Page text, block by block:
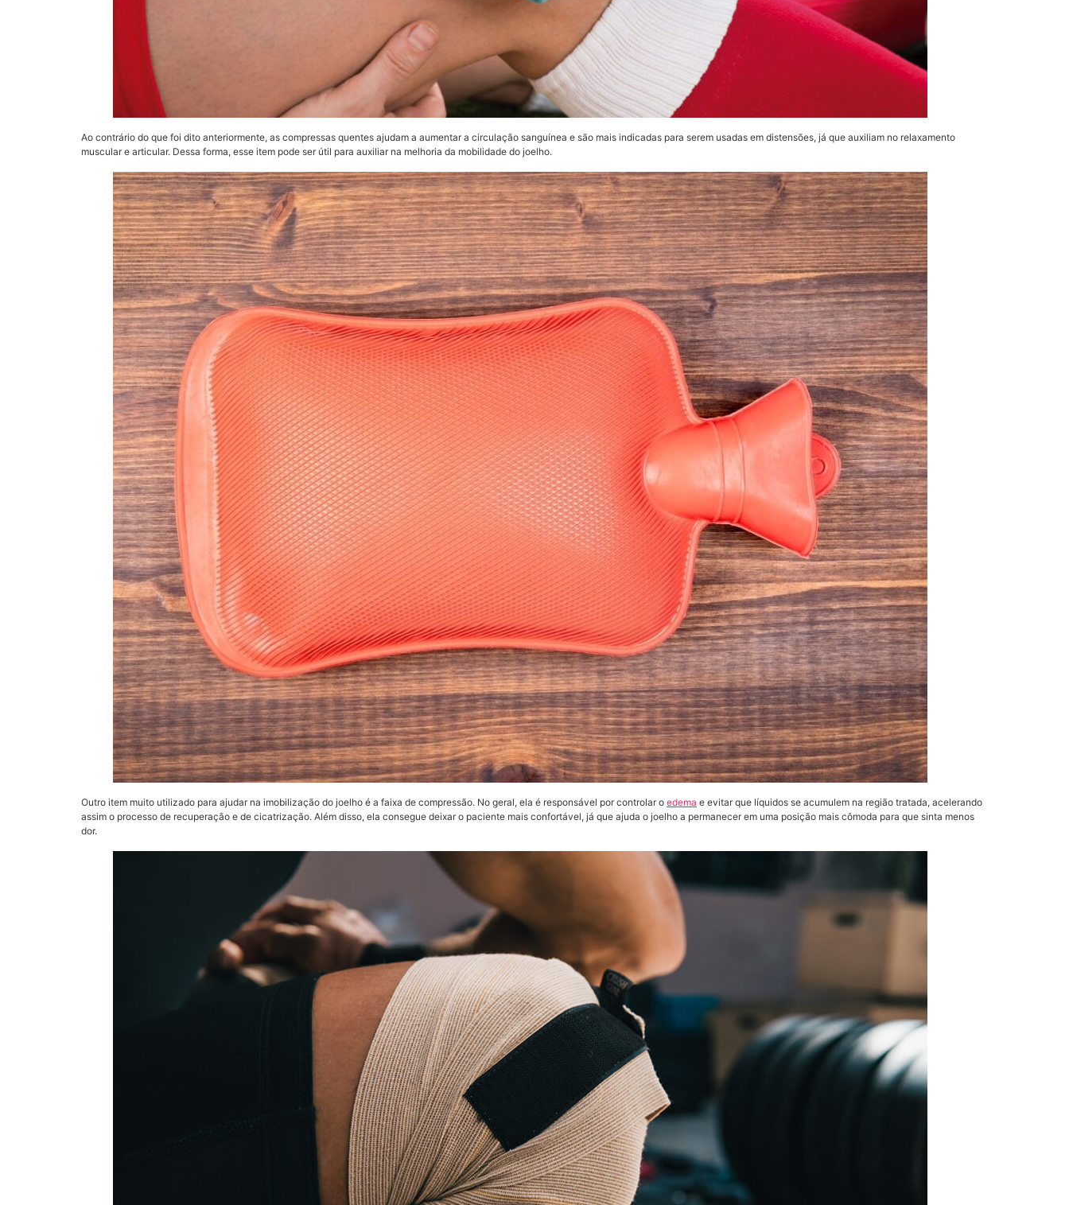
Ao contrário do que foi dito anteriormente, as compressas quentes ajudam a aumentar a circulação sanguínea e são mais indicadas para serem usadas em distensões, já que auxiliam no relaxamento
muscular e articular. Dessa forma, esse item pode ser útil para auxiliar na melhoria da mobilidade do joelho.
Outro item muito utilizado para ajudar na imobilização do joelho é a faixa de compressão. No geral, ela é responsável por controlar o edema e evitar que líquidos se acumulem na região tratada, acelerando
assim o processo de recuperação e de cicatrização. Além disso, ela consegue deixar o paciente mais confortável, já que ajuda o joelho a permanecer em uma posição mais cômoda para que sinta menos
dor.